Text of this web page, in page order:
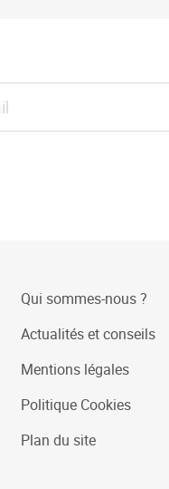
Qui sommes-nous ?
Actualités et conseils
Mentions légales
Politique Cookies
Plan du site